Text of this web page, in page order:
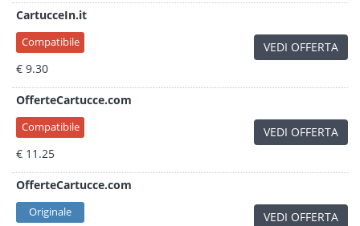
CartucceIn.it
Compatibile
€ 9.30
VEDI OFFERTA
OfferteCartucce.com
Compatibile
€ 11.25
VEDI OFFERTA
OfferteCartucce.com
Originale VEDI OFFERTA